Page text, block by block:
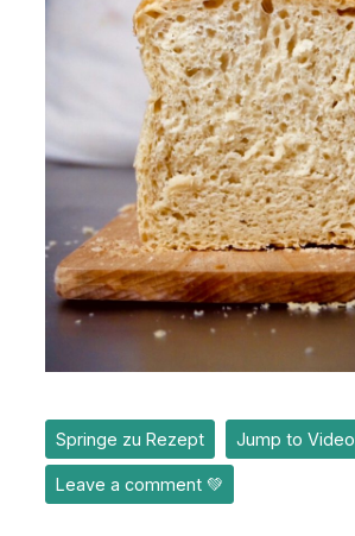
Springe zu Rezept Jump to Video
Leave a comment 💚